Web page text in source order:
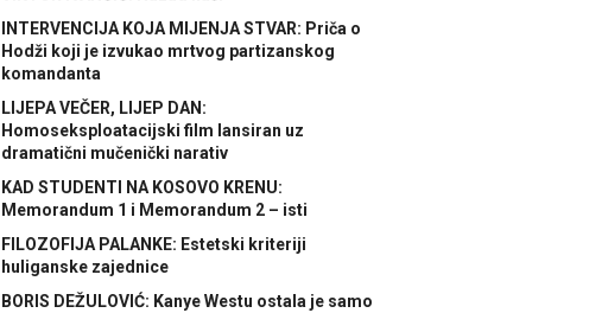
INTERVENCIJA KOJA MIJENJA STVAR: Priča o
Hodži koji je izvukao mrtvog partizanskog
komandanta
LIJEPA VEČER, LIJEP DAN:
Homoseksploatacijski film lansiran uz
dramatični mučenički narativ
KAD STUDENTI NA KOSOVO KRENU:
Memorandum 1 i Memorandum 2 – isti
FILOZOFIJA PALANKE: Estetski kriteriji
huliganske zajednice
BORIS DEŽULOVIĆ: Kanye Westu ostala je samo